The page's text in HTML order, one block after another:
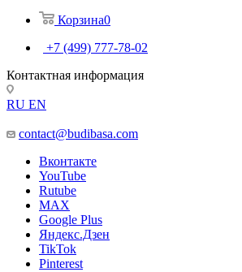
Корзина0
+7 (499) 777-78-02
Контактная информация
RU EN
contact@budibasa.com
Вконтакте
YouTube
Rutube
MAX
Google Plus
Яндекс.Дзен
TikTok
Pinterest